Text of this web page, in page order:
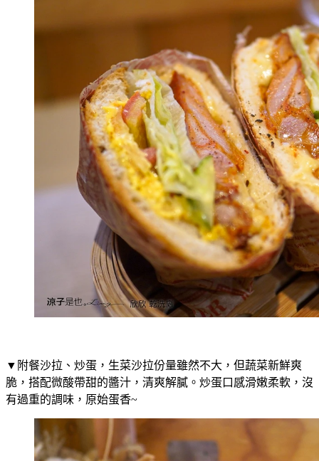
▼附餐沙拉、炒蛋，生菜沙拉份量雖然不大，但蔬菜新鮮爽
脆，搭配微酸帶甜的醬汁，清爽解膩。炒蛋口感滑嫩柔軟，沒
有過重的調味，原始蛋香~